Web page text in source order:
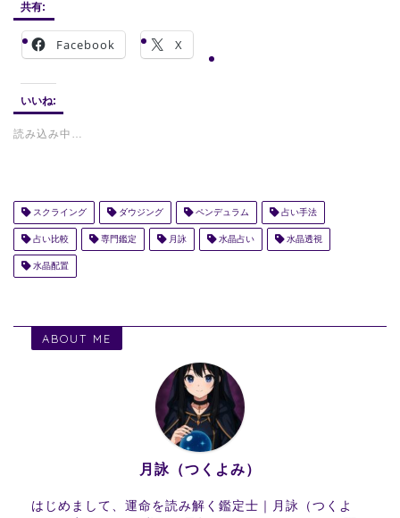
共有:
Facebook X
いいね:
読み込み中…
スクライング ダウジング ペンデュラム 占い手法
占い比較 専門鑑定 月詠 水晶占い 水晶透視
水晶配置
ABOUT ME
月詠（つくよみ）
はじめまして、運命を読み解く鑑定士｜月詠（つくよ